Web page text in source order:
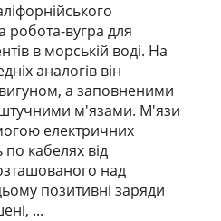
робота-вугра для
в морській воді. На
аналогів він
а заповненими
м'язами. М'язи
електричних
кабелях від
над
позитивні заряди
...